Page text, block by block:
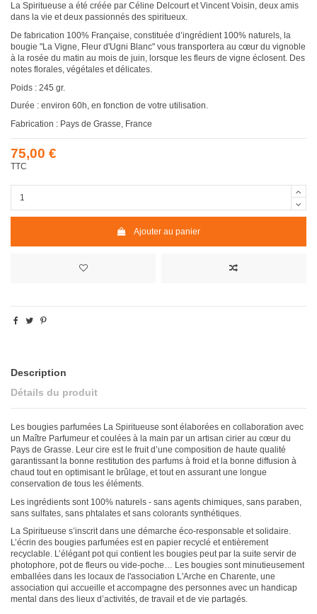
La Spiritueuse a été créée par Céline Delcourt et Vincent Voisin, deux amis
dans la vie et deux passionnés des spiritueux.
De fabrication 100% Française, constituée d’ingrédient 100% naturels, la
bougie "La Vigne, Fleur d'Ugni Blanc" vous transportera au cœur du vignoble
à la rosée du matin au mois de juin, lorsque les fleurs de vigne éclosent. Des
notes florales, végétales et délicates.
Poids : 245 gr.
Durée : environ 60h, en fonction de votre utilisation.
Fabrication : Pays de Grasse, France
75,00 €
TTC
Ajouter au panier
Description
Détails du produit
Les bougies parfumées La Spiritueuse sont élaborées en collaboration avec
un Maître Parfumeur et coulées à la main par un artisan cirier au cœur du
Pays de Grasse. Leur cire est le fruit d’une composition de haute qualité
garantissant la bonne restitution des parfums à froid et la bonne diffusion à
chaud tout en optimisant le brûlage, et tout en assurant une longue
conservation de tous les éléments.
Les ingrédients sont 100% naturels - sans agents chimiques, sans paraben,
sans sulfates, sans phtalates et sans colorants synthétiques.
La Spiritueuse s’inscrit dans une démarche éco-responsable et solidaire.
L’écrin des bougies parfumées est en papier recyclé et entièrement
recyclable. L’élégant pot qui contient les bougies peut par la suite servir de
photophore, pot de fleurs ou vide-poche… Les bougies sont minutieusement
emballées dans les locaux de l'association L'Arche en Charente, une
association qui accueille et accompagne des personnes avec un handicap
mental dans des lieux d’activités, de travail et de vie partagés.